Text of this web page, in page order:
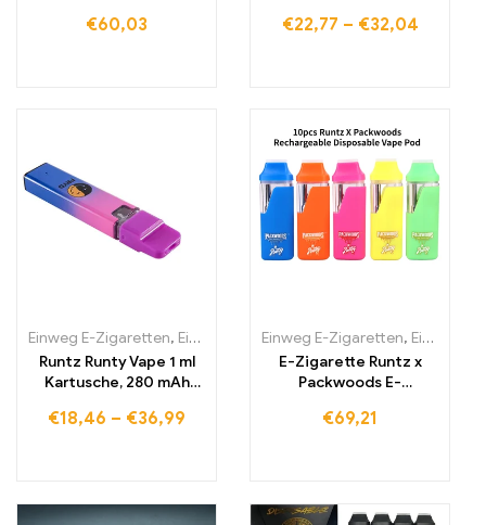
€60,03 €22,77 – €32,04
Einweg E-Zigaretten, Einweg-E-Zigaretten Litauen ,Einweg-E-
Runtz Runty Vape 1 ml
Kartusche, 280 mAh
Akku
€18,46 – €36,99
Einweg E-Zigaretten, Einweg-E-Zigaretten Litauen
E-Zigarette Runtz x
Packwoods E-
€69,21